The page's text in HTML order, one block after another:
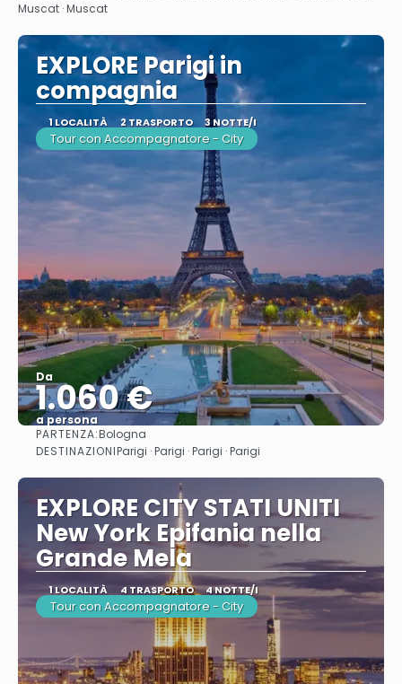
Muscat · Muscat
EXPLORE Parigi in
compagnia
1 LOCALITÀ 2 TRASPORTO 3 NOTTE/I
Tour con Accompagnatore - City
Da
1.060 €
a persona
Vedere
PARTENZA:Bologna
DESTINAZIONIParigi · Parigi · Parigi · Parigi
EXPLORE CITY STATI UNITI
New York Epifania nella
Grande Mela
1 LOCALITÀ 4 TRASPORTO 4 NOTTE/I
Tour con Accompagnatore - City